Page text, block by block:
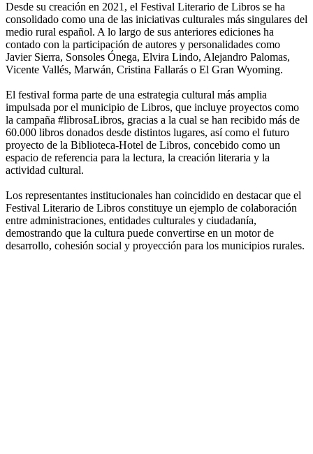
Desde su creación en 2021, el Festival Literario de Libros se ha
consolidado como una de las iniciativas culturales más singulares del
medio rural español. A lo largo de sus anteriores ediciones ha
contado con la participación de autores y personalidades como
Javier Sierra, Sonsoles Ónega, Elvira Lindo, Alejandro Palomas,
Vicente Vallés, Marwán, Cristina Fallarás o El Gran Wyoming.
El festival forma parte de una estrategia cultural más amplia
impulsada por el municipio de Libros, que incluye proyectos como
la campaña #librosaLibros, gracias a la cual se han recibido más de
60.000 libros donados desde distintos lugares, así como el futuro
proyecto de la Biblioteca-Hotel de Libros, concebido como un
espacio de referencia para la lectura, la creación literaria y la
actividad cultural.
Los representantes institucionales han coincidido en destacar que el
Festival Literario de Libros constituye un ejemplo de colaboración
entre administraciones, entidades culturales y ciudadanía,
demostrando que la cultura puede convertirse en un motor de
desarrollo, cohesión social y proyección para los municipios rurales.